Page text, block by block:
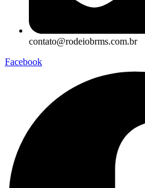
contato@rodeiobrms.com.br
Facebook